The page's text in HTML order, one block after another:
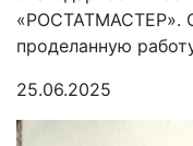
«РОСТАТМАСТЕР».
проделанную
25.06.2025